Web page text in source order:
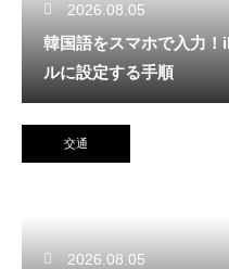
2026.08.05
韓国語をスマホで入力
ルに設定する手順
交通
2026.08.05